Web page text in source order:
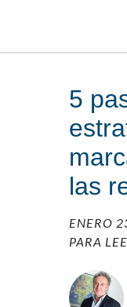
5
las
ENERO
PARA